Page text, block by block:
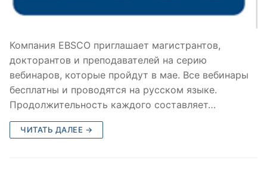
Компания EBSCO приглашает магистрантов,
докторантов и преподавателей на серию
вебинаров, которые пройдут в мае. Все вебинары
бесплатны и проводятся на русском языке.
Продолжительность каждого составляет…
ЧИТАТЬ ДАЛЕЕ →